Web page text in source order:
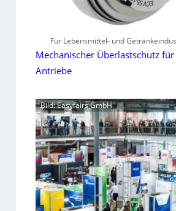
Für Lebensmittel- und
Mechanischer Überlastschutz
Antriebe
Bild: Easyfairs GmbH